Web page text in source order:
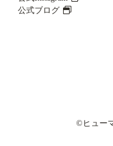
公式ブログ
©ヒュー